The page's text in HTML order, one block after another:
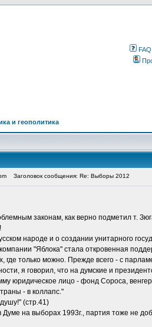
FAQ
и геополитика
Заголовок сообщения: Re: Выборы 2012
законам, как верно подметил т.
народе и о создании унитарного
"Яблока" стала откровенная
где только можно. Прежде всего - с
я говорил, что на думские и
юридическое лицо - фонд Сороса,
- в коллапс."
(стр.41)
на выборах 1993г., партия тоже не